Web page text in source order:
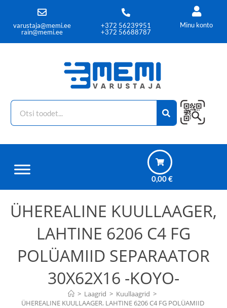
varustaja@memi.ee
rain@memi.ee
+372 56239951
+372 56688787
Minu konto
0,00€
ÜHEREALINE KUULLAAGER,
LAHTINE 6206 C4 FG
POLÜAMIID SEPARAATOR
30X62X16 -KOYO-
> Laagrid > Kuullaagrid >
ÜHEREALINE KUULLAAGER, LAHTINE 6206 C4 FG POLÜAMIID